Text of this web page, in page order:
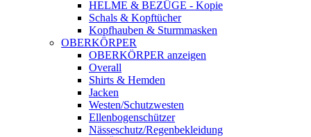
HELME & BEZÜGE - Kopie
Schals & Kopftücher
Kopfhauben & Sturmmasken
OBERKÖRPER
OBERKÖRPER anzeigen
Overall
Shirts & Hemden
Jacken
Westen/Schutzwesten
Ellenbogenschützer
Nässeschutz/Regenbekleidung